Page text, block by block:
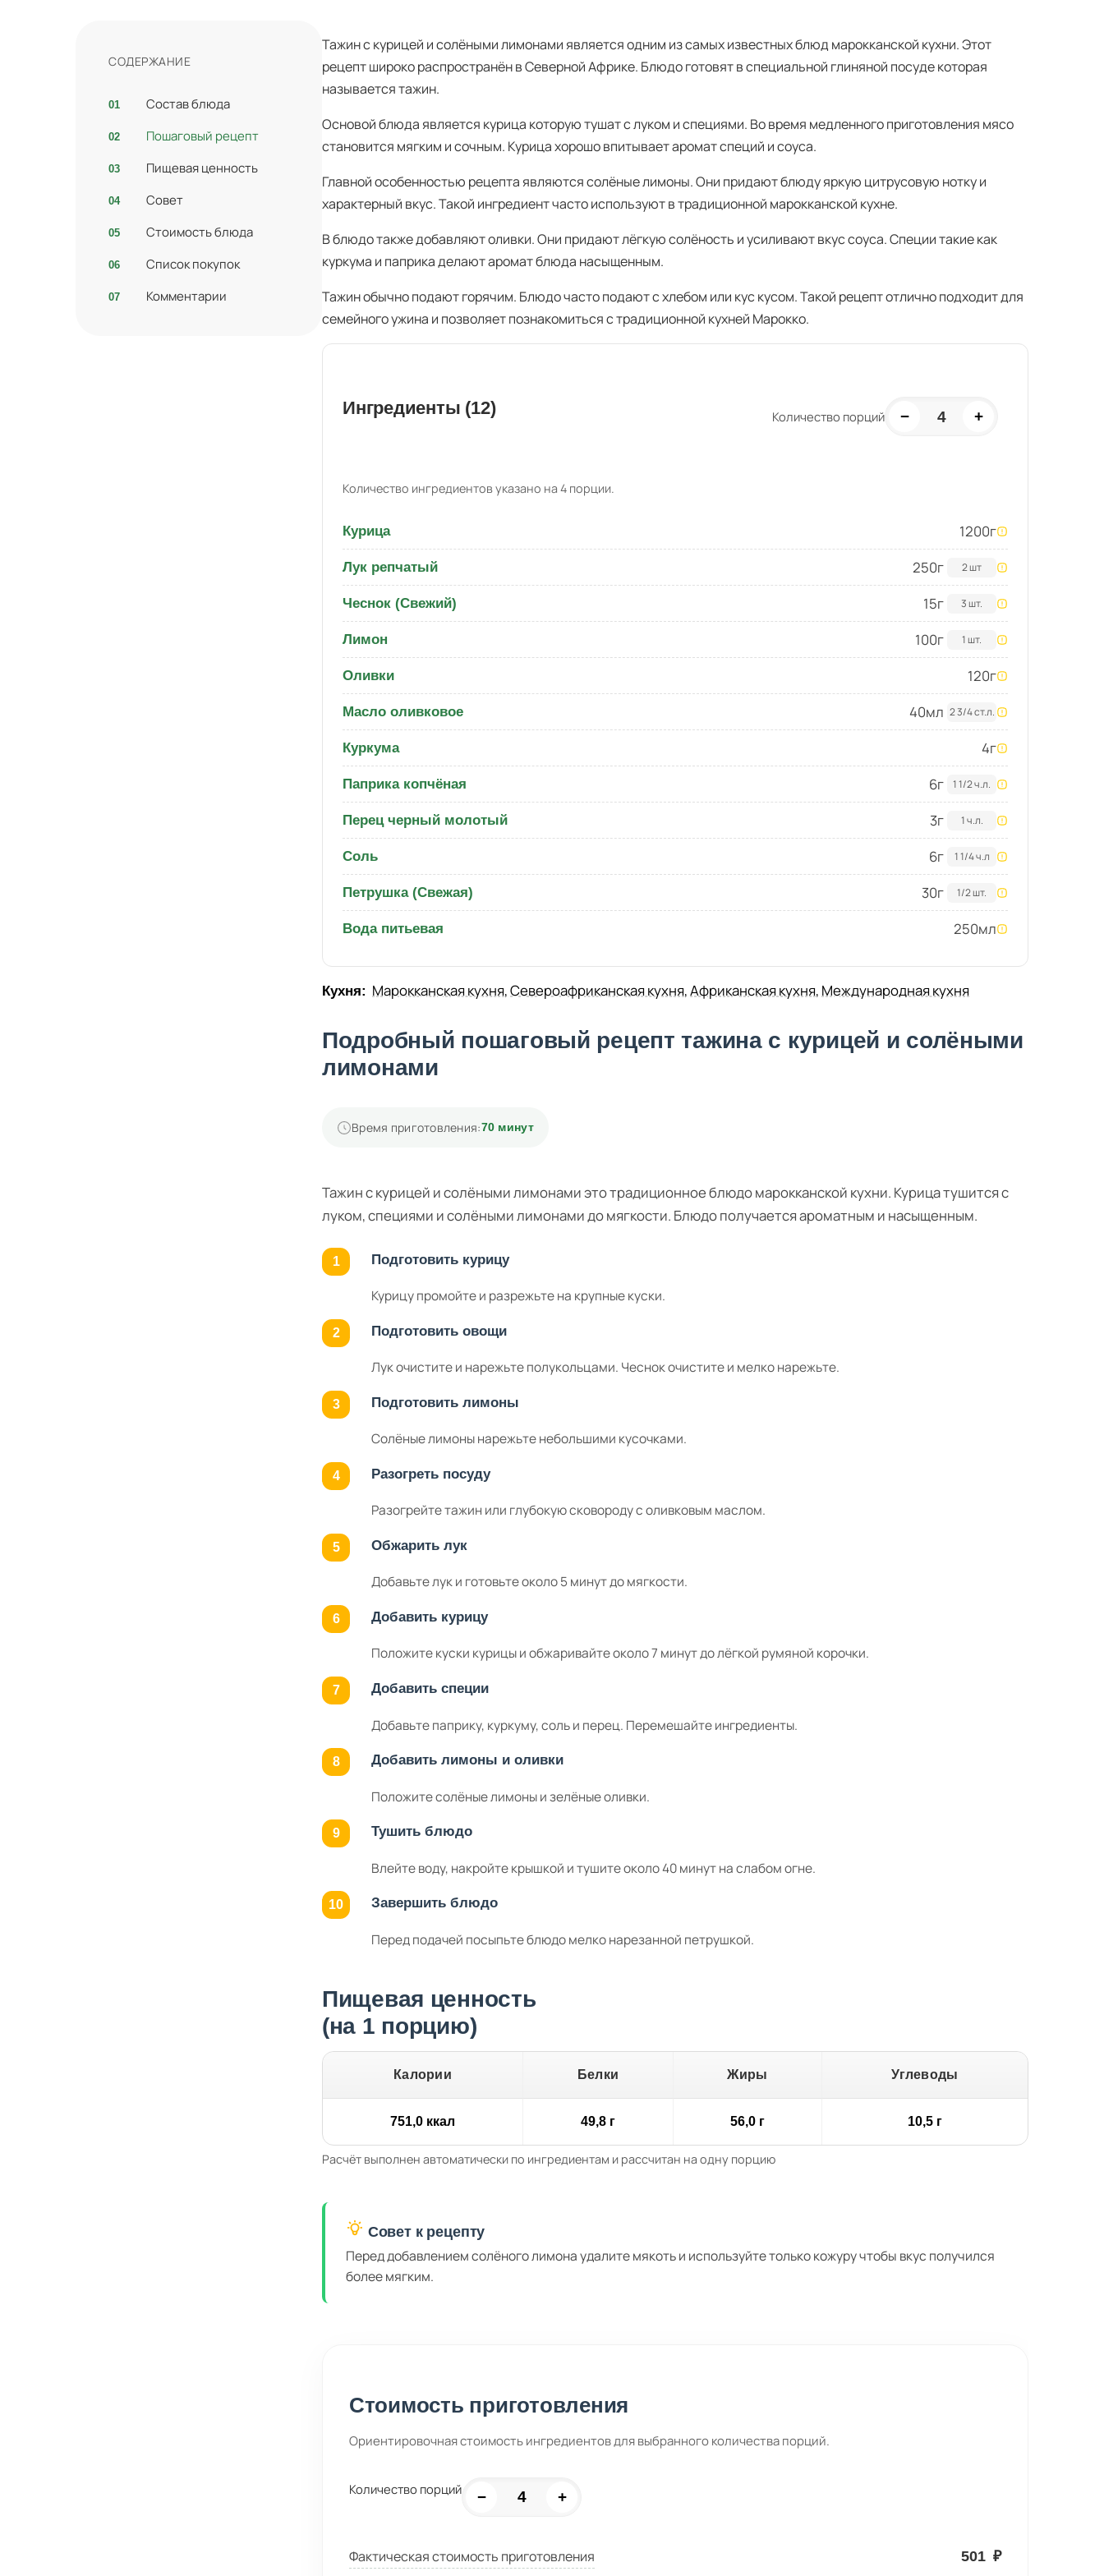
СОДЕРЖАНИЕ
Состав блюда
Пошаговый рецепт
Пищевая ценность
Совет
Стоимость блюда
Список покупок
Комментарии
Тажин с курицей и солёными лимонами является одним из самых известных блюд марокканской кухни. Этот
рецепт широко распространён в Северной Африке. Блюдо готовят в специальной глиняной посуде которая
называется тажин.
Основой блюда является курица которую тушат с луком и специями. Во время медленного приготовления мясо
становится мягким и сочным. Курица хорошо впитывает аромат специй и соуса.
Главной особенностью рецепта являются солёные лимоны. Они придают блюду яркую цитрусовую нотку и
характерный вкус. Такой ингредиент часто используют в традиционной марокканской кухне.
В блюдо также добавляют оливки. Они придают лёгкую солёность и усиливают вкус соуса. Специи такие как
куркума и паприка делают аромат блюда насыщенным.
Тажин обычно подают горячим. Блюдо часто подают с хлебом или кус кусом. Такой рецепт отлично подходит для
семейного ужина и позволяет познакомиться с традиционной кухней Марокко.
Ингредиенты (12) Количество порций − 4 +
Количество ингредиентов указано на 4 порции.
Курица 1200г
Лук репчатый 250г 2 шт
Чеснок (Свежий) 15г 3 шт.
Лимон 100г 1 шт.
Оливки 120г
Масло оливковое 40мл 2 3/4 ст.л.
Куркума 4г
Паприка копчёная 6г 1 1/2 ч.л.
Перец черный молотый 3г 1 ч.л.
Соль 6г 1 1/4 ч.л
Петрушка (Свежая) 30г 1/2 шт.
Вода питьевая 250мл
Кухня: Марокканская кухня,Североафриканская кухня,Африканская кухня, Международная кухня
Подробный пошаговый рецепт тажина с курицей и солёными
лимонами
Время приготовления:70 минут
Тажин с курицей и солёными лимонами это традиционное блюдо марокканской кухни. Курица тушится с
луком, специями и солёными лимонами до мягкости. Блюдо получается ароматным и насыщенным.
Подготовить курицу
Курицу промойте и разрежьте на крупные куски.
Подготовить овощи
Лук очистите и нарежьте полукольцами. Чеснок очистите и мелко нарежьте.
Подготовить лимоны
Солёные лимоны нарежьте небольшими кусочками.
Разогреть посуду
Разогрейте тажин или глубокую сковороду с оливковым маслом.
Обжарить лук
Добавьте лук и готовьте около 5 минут до мягкости.
Добавить курицу
Положите куски курицы и обжаривайте около 7 минут до лёгкой румяной корочки.
Добавить специи
Добавьте паприку, куркуму, соль и перец. Перемешайте ингредиенты.
Добавить лимоны и оливки
Положите солёные лимоны и зелёные оливки.
Тушить блюдо
Влейте воду, накройте крышкой и тушите около 40 минут на слабом огне.
Завершить блюдо
Перед подачей посыпьте блюдо мелко нарезанной петрушкой.
Пищевая ценность
(на 1 порцию)
Калории Белки Жиры Углеводы
751,0 ккал 49,8 г 56,0 г 10,5 г
Расчёт выполнен автоматически по ингредиентам и рассчитан на одну порцию
Совет к рецепту
Перед добавлением солёного лимона удалите мякоть и используйте только кожуру чтобы вкус получился
более мягким.
Стоимость приготовления
Ориентировочная стоимость ингредиентов для выбранного количества порций.
Количество порций − +
Фактическая стоимость приготовления 501 ₽